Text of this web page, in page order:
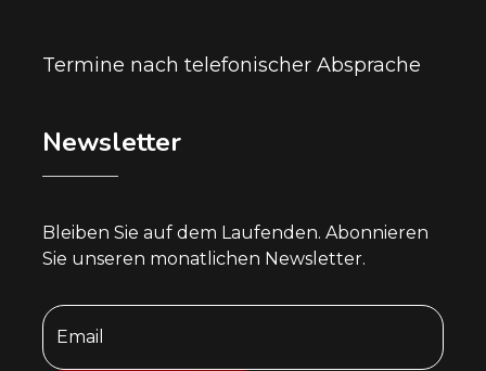
Termine nach telefonischer Absprache
Newsletter
Bleiben Sie auf dem Laufenden. Abonnieren
Sie unseren monatlichen Newsletter.